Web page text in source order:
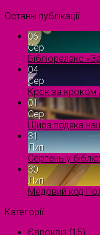
Останні публікації
06
Сер
Бібліорелакс
04
Сер
Крок за кроком
01
Сер
Щира подяка
31
Лип
Серпень у
30
Лип
Медовий код
Категорії
Євроквіз (15)